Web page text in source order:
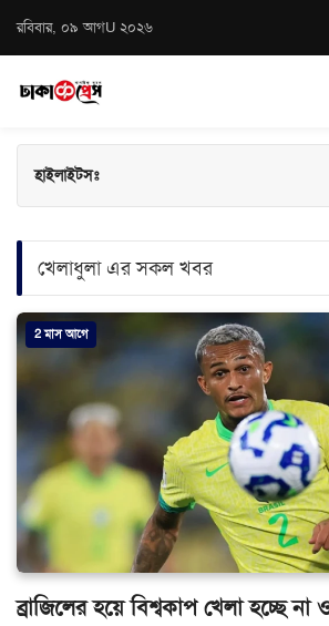
রবিবার, ০৯ আগU ২০২৬
হাইলাইটসঃ
খেলাধুলা এর সকল খবর
2 মাস আগে
ব্রাজিলের হয়ে বিশ্বকাপ খেলা হচ্ছে না